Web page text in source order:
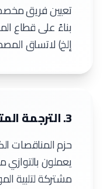
تعيين فريق
بناءً على قطاع
إلخ) لاتساق
3. الترجمة المتوازية
حزم المناقصات
يعملون
مشتركة لتلبية